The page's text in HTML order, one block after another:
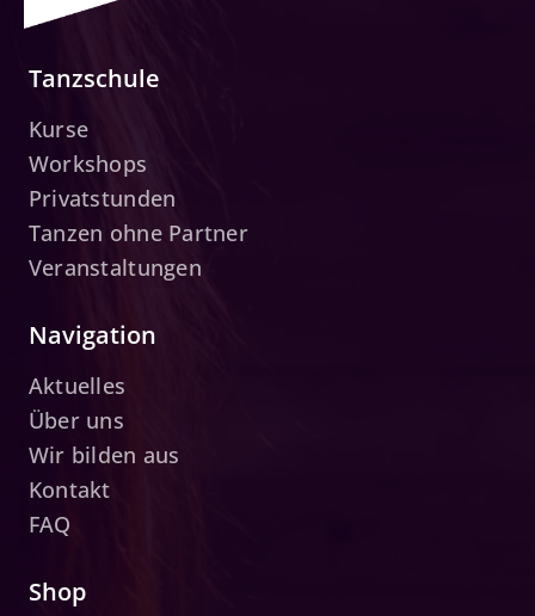
Tanzschule
Kurse
Workshops
Privatstunden
Tanzen ohne Partner
Veranstaltungen
Navigation
Aktuelles
Über uns
Wir bilden aus
Kontakt
FAQ
Shop